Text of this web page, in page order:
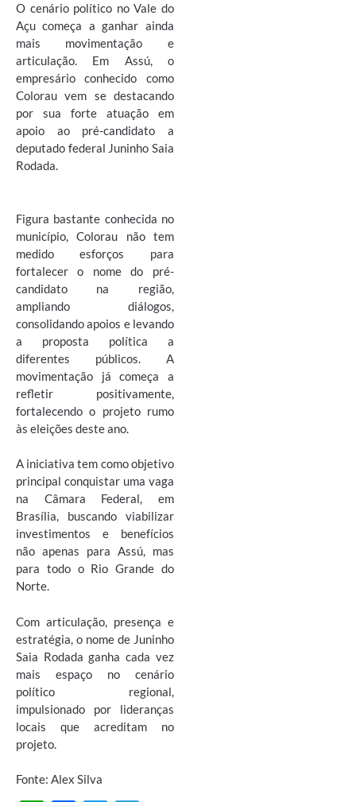
O cenário político no Vale do
Açu começa a ganhar ainda
mais movimentação e
articulação. Em Assú, o
empresário conhecido como
Colorau vem se destacando
por sua forte atuação em
apoio ao pré-candidato a
deputado federal Juninho Saia
Rodada.
Figura bastante conhecida no
município, Colorau não tem
medido esforços para
fortalecer o nome do pré-
candidato na região,
ampliando diálogos,
consolidando apoios e levando
a proposta política a
diferentes públicos. A
movimentação já começa a
refletir positivamente,
fortalecendo o projeto rumo
às eleições deste ano.
A iniciativa tem como objetivo
principal conquistar uma vaga
na Câmara Federal, em
Brasília, buscando viabilizar
investimentos e benefícios
não apenas para Assú, mas
para todo o Rio Grande do
Norte.
Com articulação, presença e
estratégia, o nome de Juninho
Saia Rodada ganha cada vez
mais espaço no cenário
político regional,
impulsionado por lideranças
locais que acreditam no
projeto.
Fonte: Alex Silva